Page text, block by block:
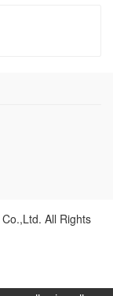
All Rights